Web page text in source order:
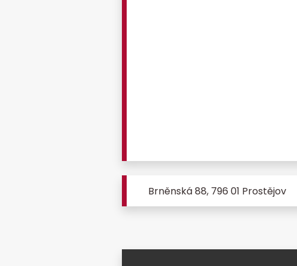
Brněnská 88, 796 01 Prostějov